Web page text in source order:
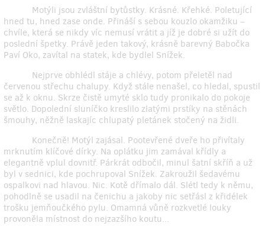
Motýli jsou zvláštní bytůstky. Krásné. Křehké. Poletující
hned tu, hned zase onde. Přináší s sebou kouzlo okamžiku –
chvíle, která se nikdy víc nemusí vrátit a jíž je dobré si užít do
poslední špetky. Právě jeden takový, krásně barevný Babočka
Paví Oko, zavítal na statek, kde bydlel Snížek.
Nejprve obhlédl stáje a chlévy, potom přeletěl nad
červenou střechu chalupy. Když stále nenašel, co hledal, spustil
se až k oknu. Skrze čistě umyté sklo tudy pronikalo do pokoje
světlo. Dopolední sluníčko kreslilo zlatými prstíky na stěnách
šmouhy, něžně laskajíc chlupatý pletánek stočený na židli.
Konečně! Motýl zajásal. Pootevřené dveře ho přivítaly
mrknutím klíčové dírky. Na oplátku jim zamával křídly a
elegantně vplul dovnitř. Párkrát odbočil, minul šatní skříň a už
byl v sednici, kde pochrupoval Snížek. Zakroužil šedavému
ospalkovi nad hlavou. Nic. Kotě dřímalo dál. Slétl tedy k němu,
pohodlně se usadil na čenichu a jakoby nic setřásl z křidélek
trošku jemňoučkého pylu. Omamná vůně rozkvetlé louky
provoněla místnost do nejzazšího koutu...